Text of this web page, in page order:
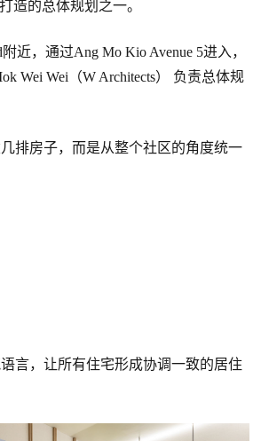
造的总体规划之一。
附近，通过Ang Mo Kio Avenue 5进入，
Wei Wei（W Architects）
负责总体规
排房子，而是从整个社区的角度统一
言，让所有住宅形成协调一致的居住